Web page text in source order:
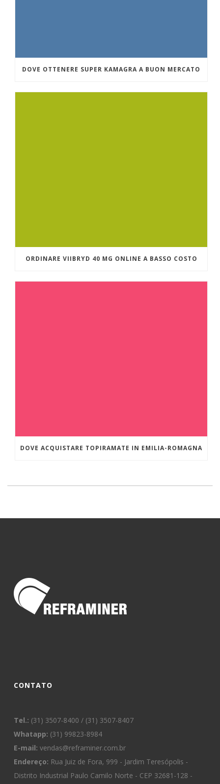
DOVE OTTENERE SUPER KAMAGRA A BUON MERCATO
ORDINARE VIIBRYD 40 MG ONLINE A BASSO COSTO
DOVE ACQUISTARE TOPIRAMATE IN EMILIA-ROMAGNA
CONTATO
Tel.: (31) 3507-8400 / (31) 3507-8407
Whatapp: (31) 99823-8984
E-mail: vendas@reframiner.com.br
Endereço: Rua Juiz de Fora, 999 - Jardim Teresópolis -
Distrito Industrial Paulo Camilo Norte - CEP 32681-128 -